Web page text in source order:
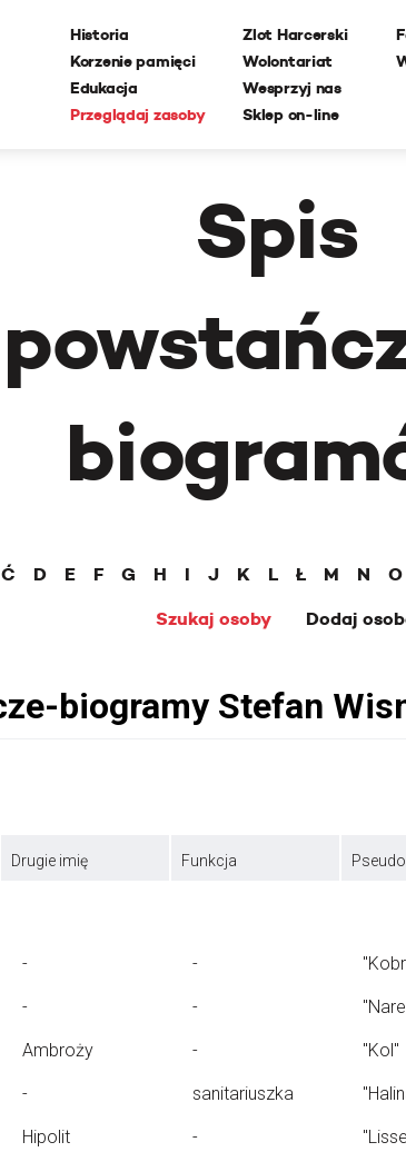
Historia
Korzenie pamięci
Edukacja
Przeglądaj zasoby
Zlot Harcerski
Wolontariat
Wesprzyj nas
Sklep on-line
Spis
Ć D E F G H I J K L Ł M N O
Szukaj osoby
Dodaj
Drugie imię Funkcja
- -
- -
Ambroży - "Kol"
- sanitariuszka
Hipolit -